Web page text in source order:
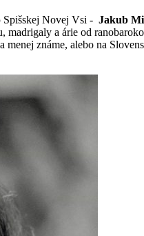
Spišskej Novej Vsi - Jakub
a árie od
známe, alebo na